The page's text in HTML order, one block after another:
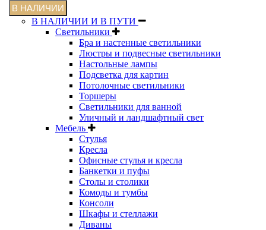
В НАЛИЧИИ
В НАЛИЧИИ И В ПУТИ
Светильники
Бра и настенные светильники
Люстры и подвесные светильники
Настольные лампы
Подсветка для картин
Потолочные светильники
Торшеры
Светильники для ванной
Уличный и ландшафтный свет
Мебель
Стулья
Кресла
Офисные стулья и кресла
Банкетки и пуфы
Столы и столики
Комоды и тумбы
Консоли
Шкафы и стеллажи
Диваны